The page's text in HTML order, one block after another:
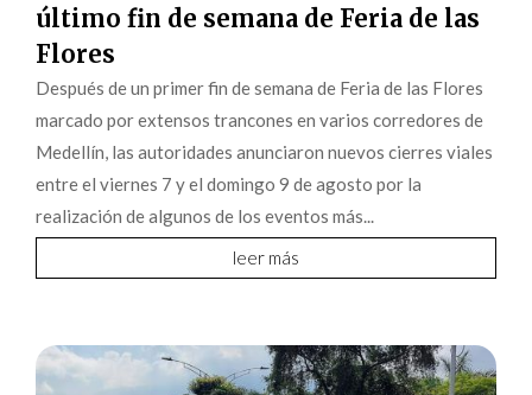
último fin de semana de Feria de las
Flores
Después de un primer fin de semana de Feria de las Flores
marcado por extensos trancones en varios corredores de
Medellín, las autoridades anunciaron nuevos cierres viales
entre el viernes 7 y el domingo 9 de agosto por la
realización de algunos de los eventos más...
leer más